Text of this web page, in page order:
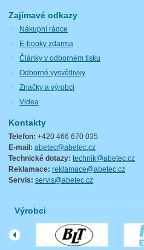
Zajímavé odkazy
Nákupní rádce
E-booky zdarma
Články v odborném tisku
Odborné vysvětlivky
Značky a výrobci
Videa
Kontakty
Telefon: +420 466 670 035
E-mail: abetec@abetec.cz
Technické dotazy: technik@abetec.cz
Reklamace: reklamace@abetec.cz
Servis: servis@abetec.cz
Výrobci